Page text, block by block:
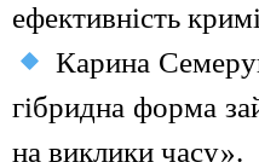
ефективність
Карина
гібридна форма
на виклики часу».